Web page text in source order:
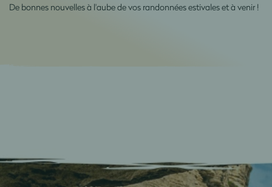
De bonnes nouvelles à l'aube de vos randonnées estivales et à venir !